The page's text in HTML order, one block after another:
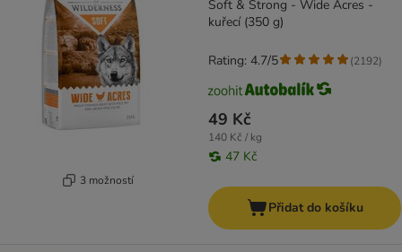
3 možností
Soft & Strong - Wide Acres -
kuřecí (350 g)
49 Kč
140 Kč / kg
47 Kč
Rating: 4.7/5 (2192)
Přidat do košíku